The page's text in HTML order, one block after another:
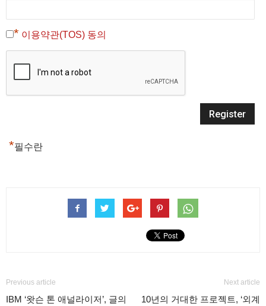
* 이용약관(TOS) 동의
*필수란
Previous article
IBM ‘왓슨 톤 애널라이저’, 글의
Next article
10년의 거대한 프로젝트, ‘외계